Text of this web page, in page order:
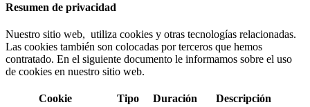
Resumen de privacidad
Nuestro sitio web, utiliza cookies y otras tecnologías relacionadas.
Las cookies también son colocadas por terceros que hemos
contratado. En el siguiente documento le informamos sobre el uso
de cookies en nuestro sitio web.
Cookie Tipo Duración
Descripción